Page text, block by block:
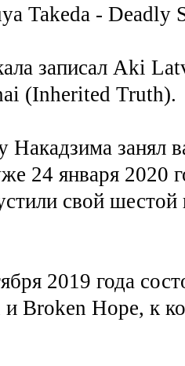
Takeda - Deadly
записал Aki
(Inherited Truth).
Накадзима занял
24 января 2020
свой
2019 года
Broken Hope, к